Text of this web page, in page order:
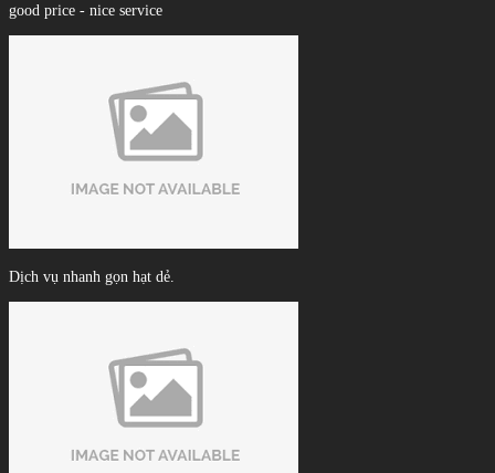
good price - nice service
Dịch vụ nhanh gọn hạt dẻ.